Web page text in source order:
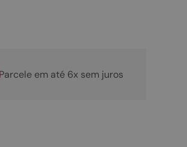
Parcele em até 6x sem juros